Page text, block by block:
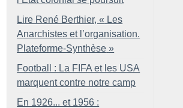
Lire René Berthier, « Les
Anarchistes et l’organisation.
Plateforme-Synthèse »
Football : La FIFA et les USA
marquent contre notre camp
En 1926... et 1956 :